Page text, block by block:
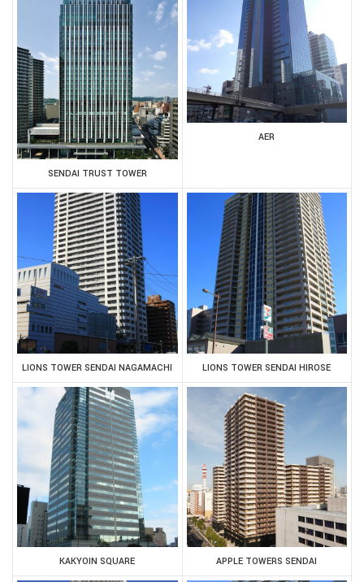
SENDAI TRUST TOWER
AER
LIONS TOWER SENDAI NAGAMACHI LIONS TOWER SENDAI HIROSE
KAKYOIN SQUARE APPLE TOWERS SENDAI